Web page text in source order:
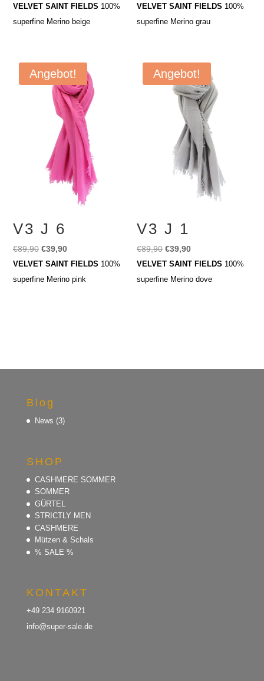
Preis
war:
Preis
ist:
VELVET SAINT FIELDS 100%
superfine Merino beige
Preis
war:
Preis
ist:
VELVET SAINT FIELDS 100%
superfine Merino grau
Angebot!
V3 J 6
€89,90 Ursprünglicher
Preis
war:
€39,90Aktueller
Preis
ist:
VELVET SAINT FIELDS 100%
superfine Merino pink
Angebot!
V3 J 1
€89,90 Ursprünglicher
Preis
war:
€39,90Aktueller
Preis
ist:
VELVET SAINT FIELDS 100%
superfine Merino dove
Blog
News (3)
SHOP
CASHMERE SOMMER
SOMMER
GÜRTEL
STRICTLY MEN
CASHMERE
Mützen & Schals
% SALE %
KONTAKT
+49 234 9160921
info@super-sale.de